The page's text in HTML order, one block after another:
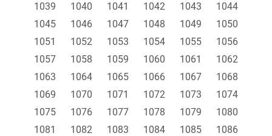
1039
1040 1041 1042 1043
1044
1045
1046 1047 1048 1049
1050
1051
1052 1053 1054 1055
1056
1057
1058 1059 1060 1061
1062
1063
1064 1065 1066 1067
1068
1069
1070 1071 1072 1073
1074
1075
1076 1077 1078 1079
1080
1081
1082 1083 1084 1085
1086